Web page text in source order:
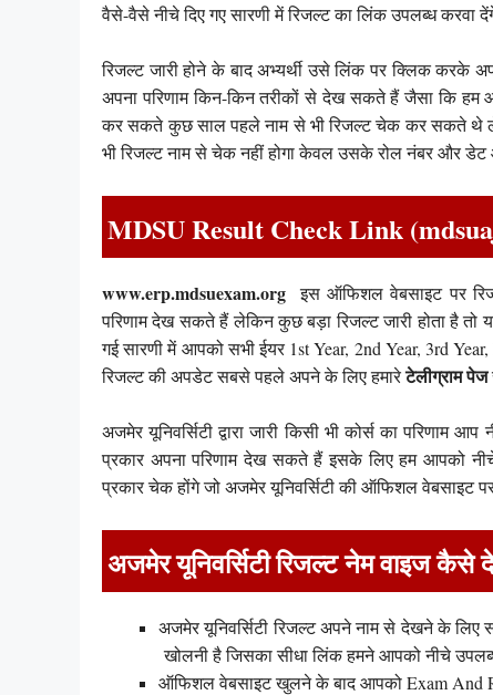
वैसे-वैसे नीचे दिए गए सारणी में रिजल्ट का लिंक उपलब्ध करवा
रिजल्ट जारी होने के बाद अभ्यर्थी उसे लिंक पर क्लिक करके
अपना परिणाम किन-किन तरीकों से देख सकते हैं जैसा कि हम
कर सकते कुछ साल पहले नाम से भी रिजल्ट चेक कर सकते थे
भी रिजल्ट नाम से चेक नहीं होगा केवल उसके रोल नंबर और डेट
MDSU Result Check Link
www.erp.mdsuexam.org इस ऑफिशल वेबसाइट पर
परिणाम देख सकते हैं लेकिन कुछ बड़ा रिजल्ट जारी होता है
गई सारणी में आपको सभी ईयर 1st Year, 2nd Year, 3rd
रिजल्ट की अपडेट सबसे पहले अपने के लिए हमारेटेलीग्राम पेज
अजमेर यूनिवर्सिटी द्वारा जारी किसी भी कोर्स का
प्रकार अपना परिणाम देख सकते हैं इसके लिए हम आपको
प्रकार चेक होंगे जो अजमेर यूनिवर्सिटी की ऑफिशल वेबसाइट
अजमेर यूनिवर्सिटी रिजल्ट नेम वाइज कैसे
अजमेर यूनिवर्सिटी रिजल्ट अपने नाम से देखने के लिए
खोलनी है जिसका सीधा लिंक हमने आपको नीचे
ऑफिशल वेबसाइट खुलने के बाद आपको Exam And